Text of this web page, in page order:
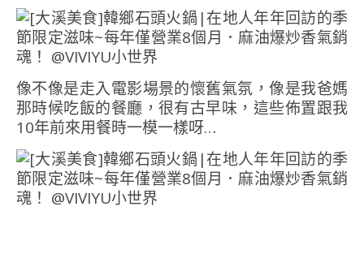
像不像是走入電影場景的懷舊氣氛，像是我爸媽
那時候吃飯的餐廳，很有古早味，這些佈置跟我
10年前來用餐時一模一樣呀…